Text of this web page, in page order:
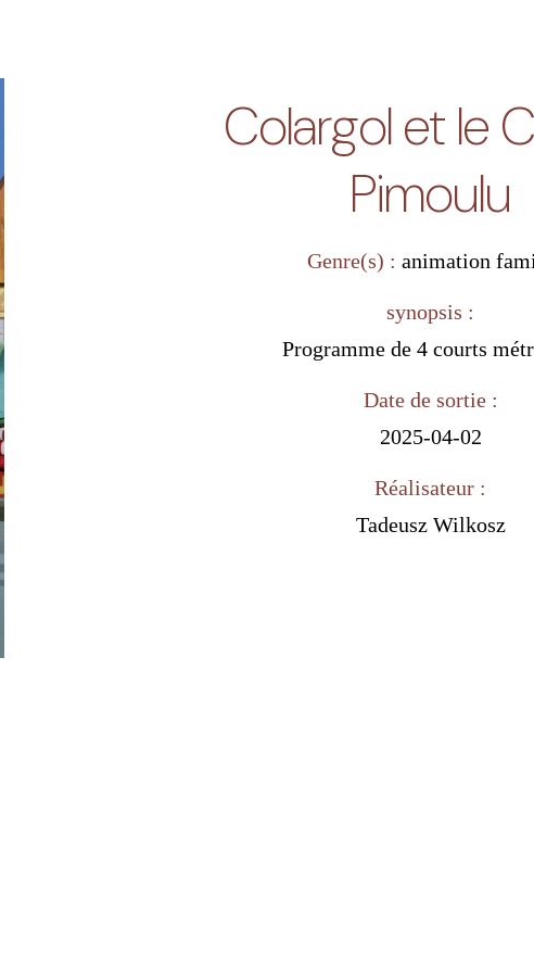
Colargol et le
Pimoulu
Genre(s) : animation
synopsis :
Programme de 4 courts
Date de sortie :
2025-04-02
Réalisateur :
Tadeusz Wilkosz